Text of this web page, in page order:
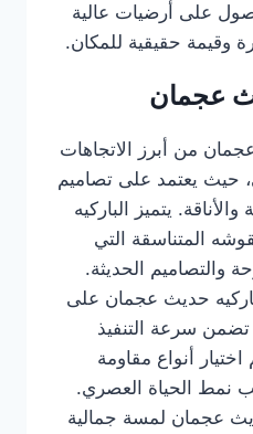
على أرضيات عالية
وقيمة حقيقية للمكان.
عجمان
من أبرز الاتجاهات
حيث يعتمد على تصاميم
يتميز الباركيه
المتناسقة التي
والتصاميم الحديثة.
حديث عجمان على
سرعة التنفيذ
أنواع مقاومة
نمط الحياة العصري.
عجمان لمسة جمالية